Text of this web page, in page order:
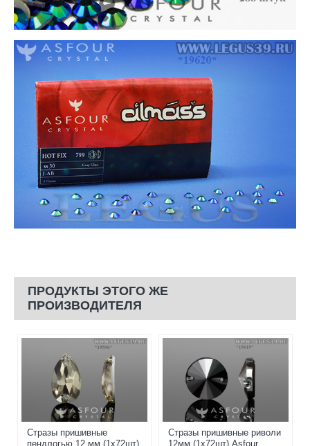
ПРОДУКТЫ ЭТОГО ЖЕ
ПРОИЗВОДИТЕЛЯ
Стразы пришивные
пендлогью 12 мм (1x72шт)
Стразы пришивные риволи
12мм (1x72шт) Asfour